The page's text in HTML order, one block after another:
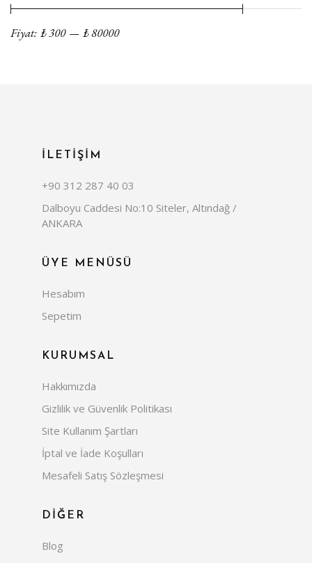
Fiyat: ₺300 — ₺80000
İLETİŞİM
+90 312 287 40 03
Dalboyu Caddesi No:10 Siteler, Altındağ /
ANKARA
ÜYE MENÜSÜ
Hesabım
Sepetim
KURUMSAL
Hakkımızda
Gizlilik ve Güvenlik Politikası
Site Kullanım Şartları
İptal ve İade Koşulları
Mesafeli Satış Sözleşmesi
DİĞER
Blog